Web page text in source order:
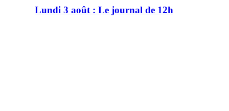
Lundi 3 août : Le journal de 12h